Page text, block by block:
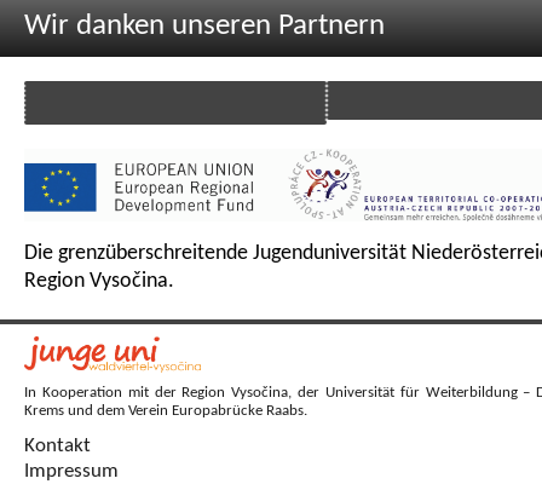
Wir danken unseren Partnern
Die grenzüberschreitende Jugenduniversität
Region Vysočina.
In Kooperation mit der Region Vysočina, der Universität für Weiterbildung –
Krems und dem Verein Europabrücke Raabs.
Kontakt
Impressum